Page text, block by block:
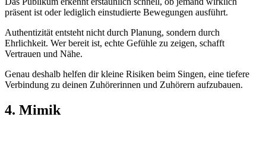
präsent ist oder lediglich einstudierte Bewegungen ausführt.
Authentizität entsteht nicht durch Planung, sondern durch
Ehrlichkeit. Wer bereit ist, echte Gefühle zu zeigen, schafft
Vertrauen und Nähe.
Genau deshalb helfen dir kleine Risiken beim Singen, eine tiefere
Verbindung zu deinen Zuhörerinnen und Zuhörern aufzubauen.
4. Mimik